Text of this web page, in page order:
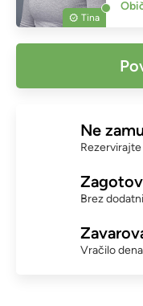
Tina
Ne
Brez
Vračilo